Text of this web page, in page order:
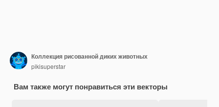
Коллекция рисованной диких животных
pikisuperstar
Вам также могут понравиться эти векторы